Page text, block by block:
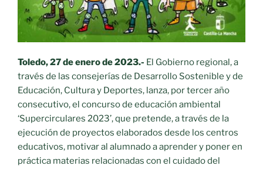
Toledo, 27 de enero de 2023.- El Gobierno regional, a
través de las consejerías de Desarrollo Sostenible y de
Educación, Cultura y Deportes, lanza, por tercer año
consecutivo, el concurso de educación ambiental
‘Supercirculares 2023’, que pretende, a través de la
ejecución de proyectos elaborados desde los centros
educativos, motivar al alumnado a aprender y poner en
práctica materias relacionadas con el cuidado del